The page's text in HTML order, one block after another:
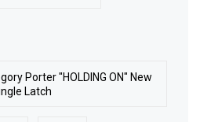
Porter "HOLDING ON" New
Latch